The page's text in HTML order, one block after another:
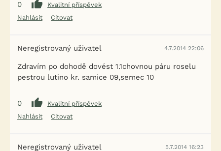
0
Kvalitní příspěvek
Nahlásit
Citovat
Neregistrovaný uživatel 4.7.2014 22:06
Zdravím po dohodě dovést 1.1chovnou páru roselu
pestrou lutino kr. samice 09,semec 10
0
Kvalitní příspěvek
Nahlásit
Citovat
Neregistrovaný uživatel 5.7.2014 16:23